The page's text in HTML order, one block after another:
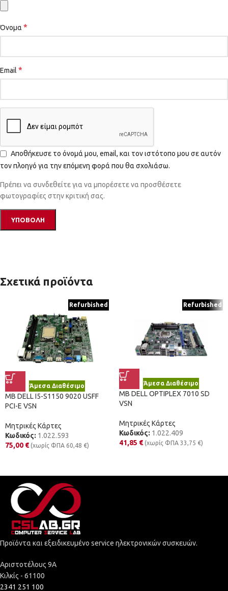
Όνομα *
Email *
Αποθήκευσε το όνομά μου, email, και τον ιστότοπο μου σε αυτόν
τον πλοηγό για την επόμενη φορά που θα σχολιάσω.
Πρέπει να συνδεθείτε για να μπορέσετε να προσθέσετε
φωτογραφίες στην κριτική σας.
Σχετικά προϊόντα
Refurbished
Άμεσα Διαθέσιμο
MB DELL I5-S1150 9020 USFF
PCI-E VSN
Μητρικές Κάρτες
Κωδικός: 1.022.593
75,00 € (χωρίς ΦΠΑ 60,48 €)
Refurbished
Άμεσα Διαθέσιμο
MB DELL OPTIPLEX 7010 SD
VSN
Μητρικές Κάρτες
Κωδικός: 1.022.409
41,85 € (χωρίς ΦΠΑ 33,75 €)
Προϊόντα και εξειδικευμένο service ηλεκτρονικών συσκευών.
Αριστοτέλους 9Α
Κιλκίς - 61100
2341 251 100